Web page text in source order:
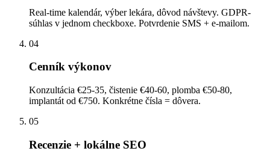
Real-time kalendár, výber lekára, dôvod návštevy. GDPR-
súhlas v jednom checkboxe. Potvrdenie SMS + e-mailom.
04
Cenník výkonov
Konzultácia €25-35, čistenie €40-60, plomba €50-80,
implantát od €750. Konkrétne čísla = dôvera.
05
Recenzie + lokálne SEO